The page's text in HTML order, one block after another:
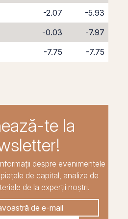
-2.07
-5.93
-0.03
-7.97
-7.75 -7.75
te la
despre evenimentele
de capital, analize de
de la experții noștri.